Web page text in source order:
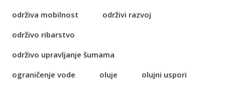
održiva mobilnost
održivi razvoj
održivo ribarstvo
održivo upravljanje šumama
ograničenje vode
oluje
olujni uspori